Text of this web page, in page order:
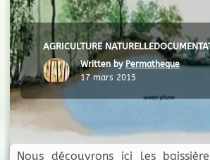
AGRICULTURE NATURELLE
Written by Permatheque
17 mars 2015
Nous découvrons ici les